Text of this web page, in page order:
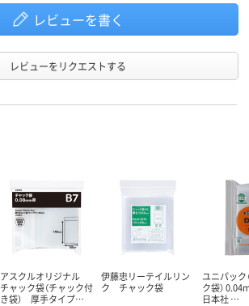
レビューを書く
レビューをリクエストする
アスクルオリジナル
チャック袋（チャック付
き袋） 厚手タイプ…
伊藤忠リーテイルリン
ク チャック袋
ユニパック
ク袋）
日本社 …